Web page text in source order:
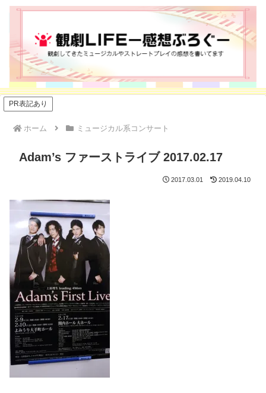
PR表記あり
ホーム ミュージカル系コンサート
Adam’s ファーストライブ 2017.02.17
2017.03.01 2019.04.10